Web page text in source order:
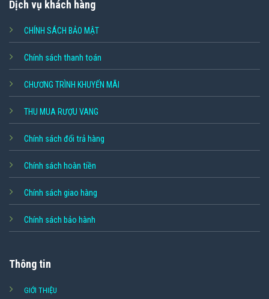
Dịch vụ khách hàng
CHÍNH SÁCH BẢO MẬT
Chính sách thanh toán
CHƯƠNG TRÌNH KHUYẾN MÃI
THU MUA RƯỢU VANG
Chính sách đổi trả hàng
Chính sách hoàn tiền
Chính sách giao hàng
Chính sách bảo hành
Thông tin
GIỚI THIỆU